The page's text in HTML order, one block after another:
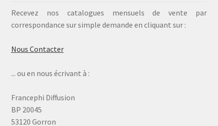
Recevez nos catalogues mensuels de vente par
correspondance sur simple demande en cliquant sur :
Nous Contacter
... ou en nous écrivant à :
Francephi Diffusion
BP 20045
53120 Gorron